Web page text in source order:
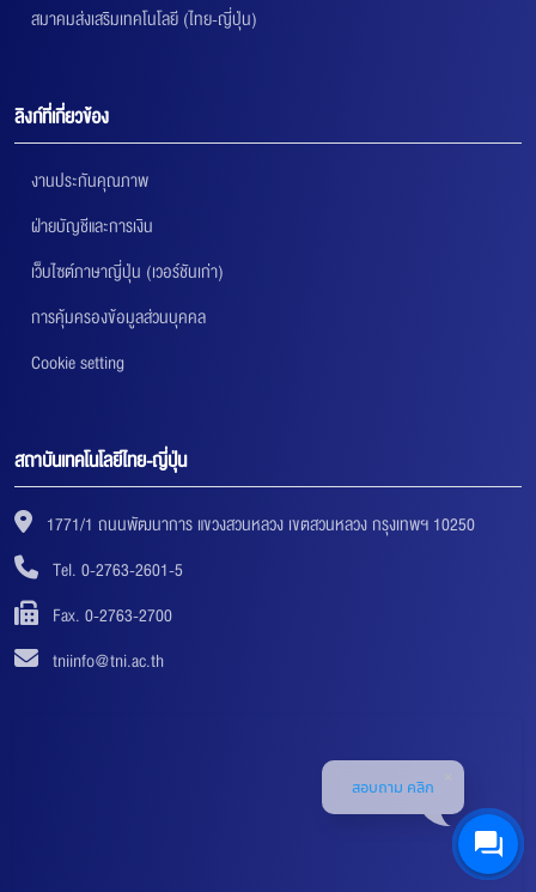
สมาคมส่งเสริมเทคโนโลยี (ไทย-ญี่ปุ่น)
ลิงก์ที่เกี่ยวข้อง
งานประกันคุณภาพ
ฝ่ายบัญชีและการเงิน
เว็บไซต์ภาษาญี่ปุ่น (เวอร์ชันเก่า)
การคุ้มครองข้อมูลส่วนบุคคล
Cookie setting
สถาบันเทคโนโลยีไทย-ญี่ปุ่น
1771/1 ถนนพัฒนาการ แขวงสวนหลวง เขตสวนหลวง กรุงเทพฯ 10250
Tel. 0-2763-2601-5
Fax. 0-2763-2700
tniinfo@tni.ac.th
สอบถาม คลิก